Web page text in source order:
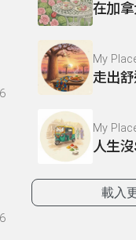
My
My
載入